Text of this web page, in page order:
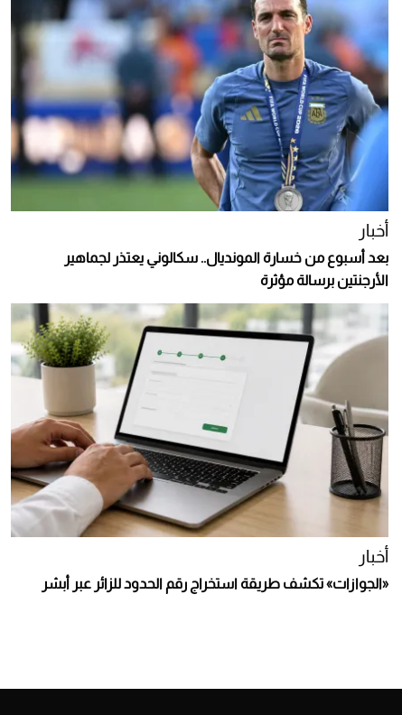
أخبار
بعد أسبوع من خسارة المونديال.. سكالوني يعتذر لجماهير
الأرجنتين برسالة مؤثرة
أخبار
«الجوازات» تكشف طريقة استخراج رقم الحدود للزائر عبر أبشر